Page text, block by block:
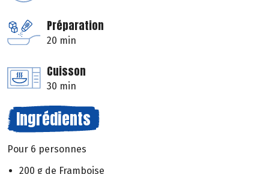
Préparation
20 min
Cuisson
30 min
Ingrédients
Pour 6 personnes
200 g de Framboise